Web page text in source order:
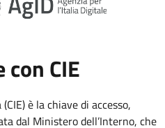
CIE
è la chiave di accesso,
dal Ministero dell’Interno, che